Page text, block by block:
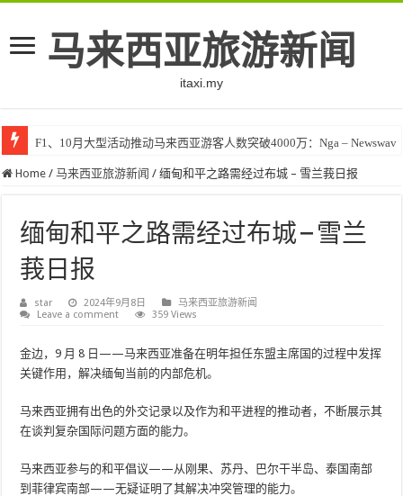
马来西亚旅游新闻
itaxi.my
F1、10月大型活动推动马来西亚游客人数突破4000万：Nga – Newswav
Home / 马来西亚旅游新闻 / 缅甸和平之路需经过布城 – 雪兰莪日报
缅甸和平之路需经过布城 – 雪兰
莪日报
star 2024年9月8日
马来西亚旅游新闻
Leave a comment
359 Views
金边，9 月 8 日——马来西亚准备在明年担任东盟主席国的过程中发挥
关键作用，解决缅甸当前的内部危机。
马来西亚拥有出色的外交记录以及作为和平进程的推动者，不断展示其
在谈判复杂国际问题方面的能力。
马来西亚参与的和平倡议——从刚果、苏丹、巴尔干半岛、泰国南部
到菲律宾南部——无疑证明了其解决冲突管理的能力。